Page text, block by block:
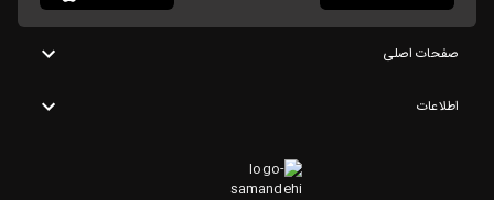
صفحات اصلی
اطلاعات